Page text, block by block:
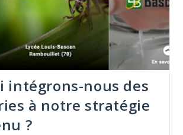
intégrons-nous des
à notre stratégie
?